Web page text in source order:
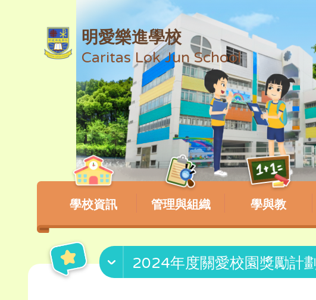
明愛樂進學校
Caritas Lok Jun School
學校資訊 管理與組織 學與教
2024年度關愛校園獎勵計劃